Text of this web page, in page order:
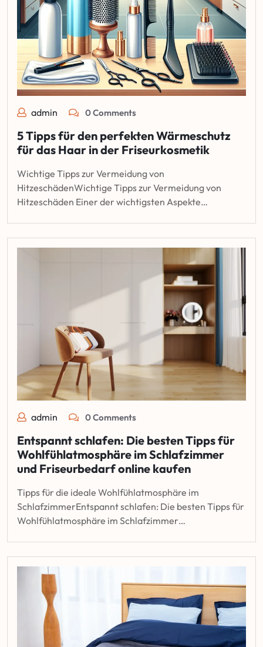
admin 0 Comments
5 Tipps für den perfekten Wärmeschutz
für das Haar in der Friseurkosmetik
Wichtige Tipps zur Vermeidung von
HitzeschädenWichtige Tipps zur Vermeidung von
Hitzeschäden Einer der wichtigsten Aspekte…
admin 0 Comments
Entspannt schlafen: Die besten Tipps für
Wohlfühlatmosphäre im Schlafzimmer
und Friseurbedarf online kaufen
Tipps für die ideale Wohlfühlatmosphäre im
SchlafzimmerEntspannt schlafen: Die besten Tipps für
Wohlfühlatmosphäre im Schlafzimmer…